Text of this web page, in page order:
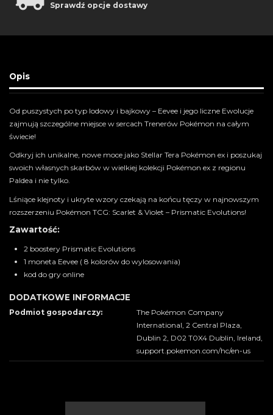
Sprawdź opcje dostawy
Opis
Od puszystych po typ lodowy i bajkowy – Eevee i jego liczne Ewolucje
zajmują szczególne miejsce w sercach Trenerów Pokémon na całym
świecie!
Odkryj ich unikalne, nowe moce jako Stellar Tera Pokémon ex i poszukaj
swoich własnych skarbów w wielkiej kolekcji Pokémon ex z regionu
Paldea i nie tylko.
Lśniące klejnoty i ukryte wzory czekają na końcu tęczy w najnowszym
rozszerzeniu Pokémon TCG: Scarlet & Violet – Prismatic Evolutions!
Zawartość:
2 boostery Prismatic Evolutions
1 moneta Eevee ( 8 kolorów do wylosowania)
kod do gry online
DODATKOWE INFORMACJE
Podmiot gospodarczy:
The Pokémon Company
International, 2 Central Plaza,
Dublin 2, D02 T0X4 Dublin, Ireland,
support.pokemon.com/hc/en-us